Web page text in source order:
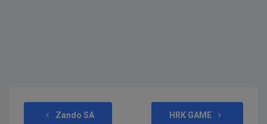
Zando SA HRK GAME